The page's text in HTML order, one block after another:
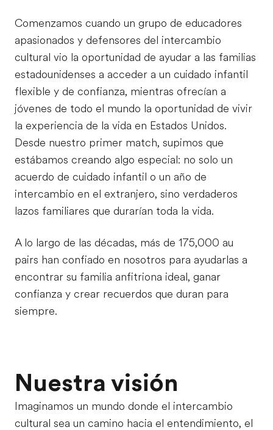
Comenzamos cuando un grupo de educadores
apasionados y defensores del intercambio
cultural vio la oportunidad de ayudar a las familias
estadounidenses a acceder a un cuidado infantil
flexible y de confianza, mientras ofrecían a
jóvenes de todo el mundo la oportunidad de vivir
la experiencia de la vida en Estados Unidos.
Desde nuestro primer match, supimos que
estábamos creando algo especial: no solo un
acuerdo de cuidado infantil o un año de
intercambio en el extranjero, sino verdaderos
lazos familiares que durarían toda la vida.
A lo largo de las décadas, más de 175,000 au
pairs han confiado en nosotros para ayudarlas a
encontrar su familia anfitriona ideal, ganar
confianza y crear recuerdos que duran para
siempre.
Nuestra visión
Imaginamos un mundo donde el intercambio
cultural sea un camino hacia el entendimiento, el